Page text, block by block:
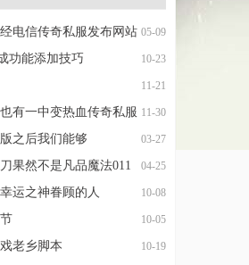
05-09
电信传奇私服发布网站
10-23
功能添加技巧
11-21
11-30
有一中变热血传奇私服
03-27
之后我们能够
04-25
果然不是凡品魔法011
10-08
运之神眷顾的人
10-05
10-19
老乡脚本